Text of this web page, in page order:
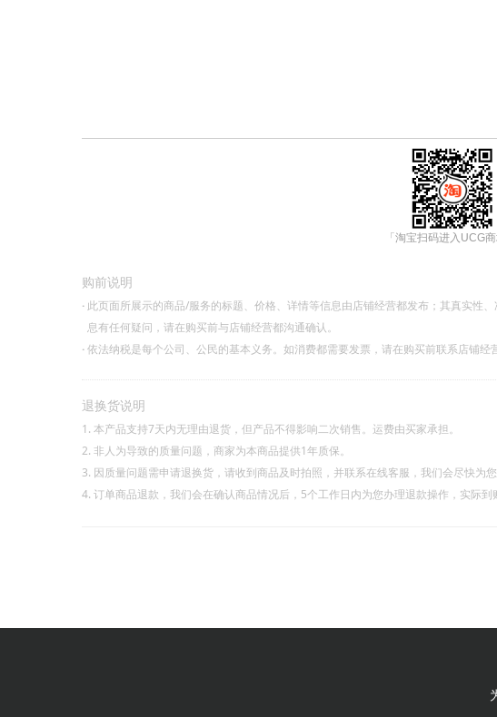
购前说明
· 此页面所展示的商品/服务的标题、价格、详情等信息由店铺经营都发布；其真实性
息有任何疑问，请在购买前与店铺经营都沟通确认。
·依法纳税是每个公司、公民的基本义务。如消费都需要发票，请在购买前联系店铺经
退换货说明
1. 本产品支持7天内无理由退货，但产品不得影响二次销售。运费由买家承担。
2. 非人为导致的质量问题，商家为本商品提供1年质保。
3. 因质量问题需申请退换货，请收到商品及时拍照，并联系在线客服，我们会尽快为您
4. 订单商品退款，我们会在确认商品情况后，5个工作日内为您办理退款操作，实际到
「淘宝扫码进入UCG商